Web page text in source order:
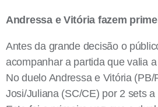
Andressa e Vitória fazem
Antes da grande decisão o
acompanhar a partida que valia
No duelo Andressa e Vitória (PB/
Josi/Juliana (SC/CE) por 2 sets